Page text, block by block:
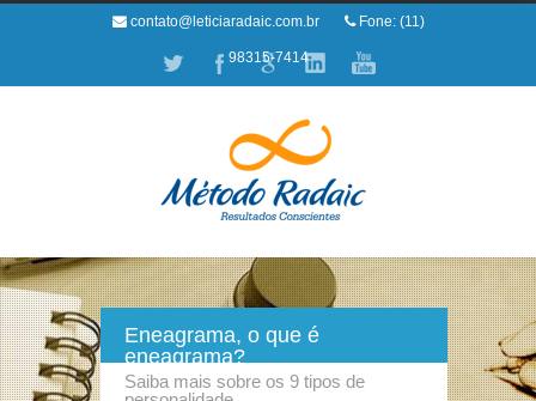
contato@leticiaradaic.com.br Fone: (11)
98315-7414
Eneagrama, o que é
eneagrama?
Saiba mais sobre os 9 tipos de